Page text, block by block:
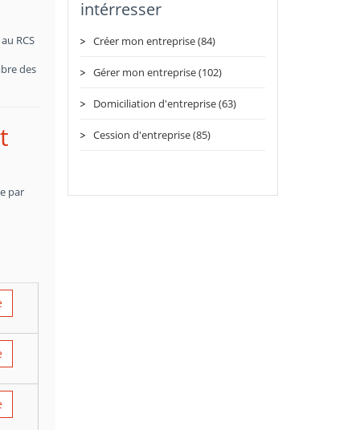
RCS
des
par
intérresser
Créer mon entreprise (84)
Gérer mon entreprise (102)
Domiciliation d'entreprise (63)
Cession d'entreprise (85)